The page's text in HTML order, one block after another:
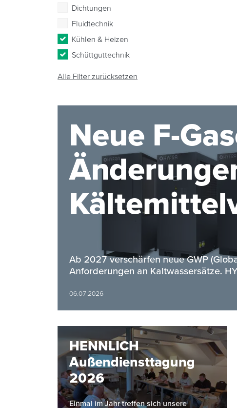
Dichtungen
Fluidtechnik
Kühlen & Heizen
Schüttguttechnik
Alle Filter zurücksetzen
Neue F-
Ab 2027 verschärfen neue GWP
Anforderungen an Kaltwassersätze.
06.07.2026
HENNLICH
Außendiensttagung
2026
Einmal im Jahr treffen sich unsere